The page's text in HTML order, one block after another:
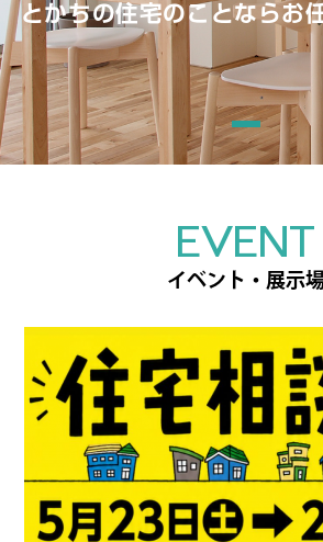
とかちの住宅のことならお
EVENT
イベント・展示